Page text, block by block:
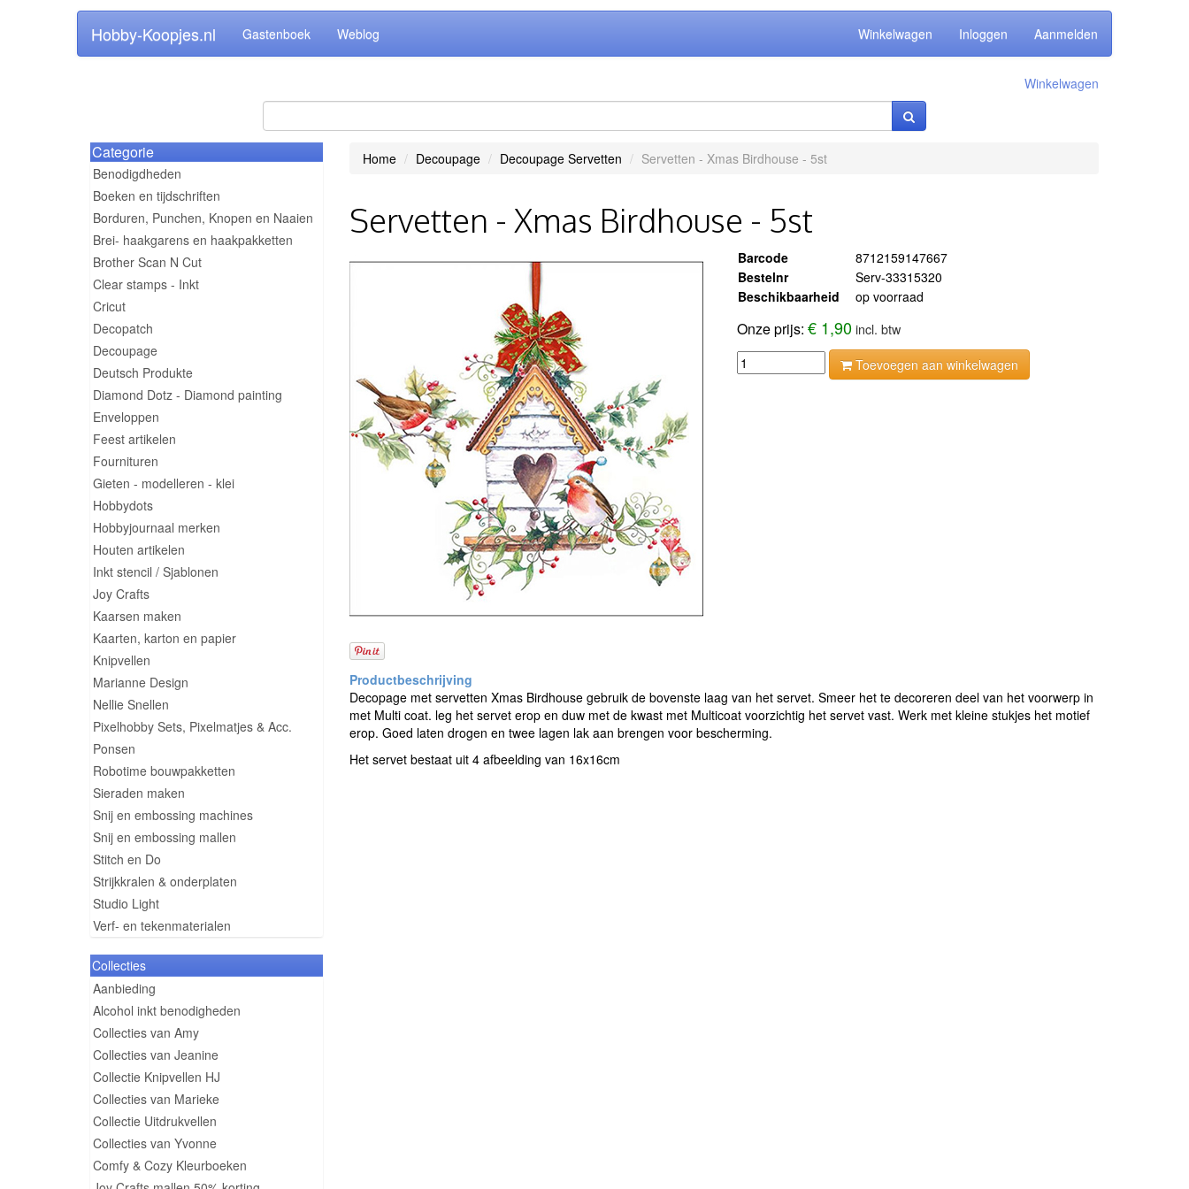
Hobby-Koopjes.nl Gastenboek Weblog Winkelwagen Inloggen Aanmelden
Winkelwagen
Categorie
Benodigdheden
Boeken en tijdschriften
Borduren, Punchen, Knopen en Naaien
Brei- haakgarens en haakpakketten
Brother Scan N Cut
Clear stamps - Inkt
Cricut
Decopatch
Decoupage
Deutsch Produkte
Diamond Dotz - Diamond painting
Enveloppen
Feest artikelen
Fournituren
Gieten - modelleren - klei
Hobbydots
Hobbyjournaal merken
Houten artikelen
Inkt stencil / Sjablonen
Joy Crafts
Kaarsen maken
Kaarten, karton en papier
Knipvellen
Marianne Design
Nellie Snellen
Pixelhobby Sets, Pixelmatjes & Acc.
Ponsen
Robotime bouwpakketten
Sieraden maken
Snij en embossing machines
Snij en embossing mallen
Stitch en Do
Strijkkralen & onderplaten
Studio Light
Verf- en tekenmaterialen
Collecties
Aanbieding
Alcohol inkt benodigheden
Collecties van Amy
Collecties van Jeanine
Collectie Knipvellen HJ
Collecties van Marieke
Collectie Uitdrukvellen
Collecties van Yvonne
Comfy & Cozy Kleurboeken
Home Decoupage Decoupage Servetten Servetten - Xmas Birdhouse - 5st
Servetten - Xmas Birdhouse - 5st
Barcode
8712159147667
Bestelnr
Serv-33315320
Beschikbaarheid
op voorraad
Onze prijs:€ 1,90 incl. btw
Toevoegen aan winkelwagen
Decopage met servetten Xmas Birdhouse gebruik de bovenste laag van het servet. Smeer het te decoreren deel van het voorwerp in
met Multi coat. leg het servet erop en duw met de kwast met Multicoat voorzichtig het servet vast. Werk met kleine stukjes het motief
erop. Goed laten drogen en twee lagen lak aan brengen voor bescherming.
Het servet bestaat uit 4 afbeelding van 16x16cm